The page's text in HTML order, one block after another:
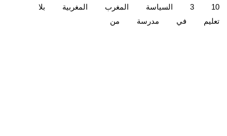
10
3 السياسة المغرب المغربية
بلا
تعليم
في مدرسة من